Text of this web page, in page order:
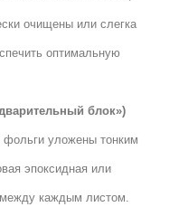
очищены или слегка
оптимальную
блок»)
уложены тонким
эпоксидная или
между каждым листом.